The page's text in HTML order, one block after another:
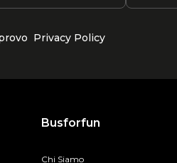
Privacy Policy
Busforfun
Chi Siamo